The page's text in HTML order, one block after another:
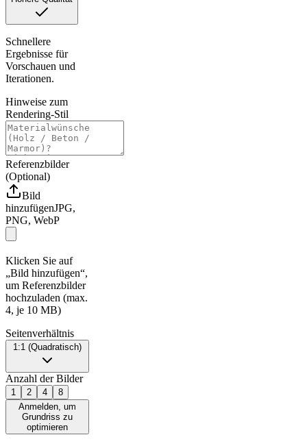
Schnellere
Ergebnisse für
Vorschauen und
Iterationen.
Hinweise zum
Rendering-Stil
Referenzbilder
(Optional)
Bild
hinzufügenJPG,
PNG, WebP
Klicken Sie auf
„Bild hinzufügen“,
um Referenzbilder
hochzuladen (max.
4, je 10 MB)
Seitenverhältnis
1:1 (Quadratisch)
Anzahl der Bilder
1 2 4
8
Anmelden, um
Grundriss zu
optimieren